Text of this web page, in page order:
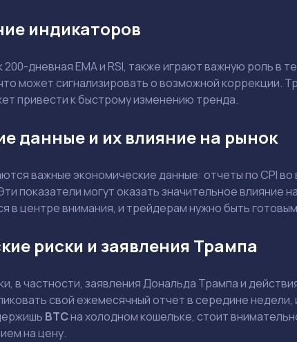
индикаторов
200-дневная EMA и RSI, также играют важную роль в
может сигнализировать о возможной коррекции.
привести к быстрому изменению тренда.
данные и их влияние на рынок
важные экономические данные: отчеты по CPI во
показатели могут оказать значительное влияние
в центре внимания, и трейдерам нужно быть
риски и заявления Трампа
в частности, заявления Дональда Трампа и
свой ежемесячный отчет в середине
BTCна холодном кошельке, стоит
на цену.
Смотреть
Держите меня в курсе: эксклюзивные материалы и новости рынка на
Отправить вопрос
Смотреть